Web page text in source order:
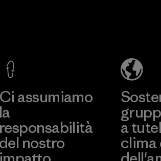
Scopri di più
Ci assumiamo
la
responsabilità
del nostro
a
clima